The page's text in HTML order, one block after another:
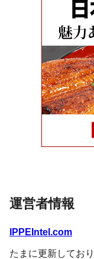
運営者情報
IPPEIntel.com
たまに更新してお